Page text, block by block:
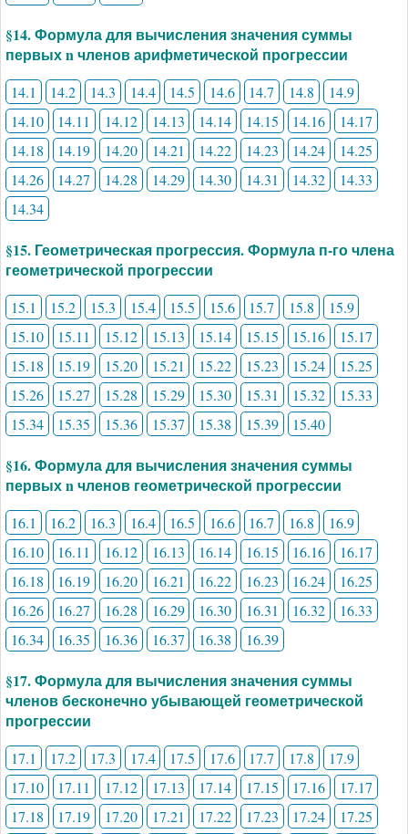
§14. Формула для вычисления значения суммы
первых n членов арифметической прогрессии
14.1 14.2 14.3 14.4 14.5 14.6 14.7 14.8
14.9
14.10
14.11 14.12 14.13 14.14 14.15 14.16
14.17
14.18
14.19 14.20 14.21 14.22 14.23 14.24
14.25
14.26
14.27 14.28 14.29 14.30 14.31 14.32
14.33
14.34
§15. Геометрическая прогрессия. Формула п-го члена
геометрической прогрессии
15.1 15.2 15.3 15.4 15.5 15.6 15.7 15.8
15.9
15.10
15.11 15.12 15.13 15.14 15.15 15.16
15.17
15.18
15.19 15.20 15.21 15.22 15.23 15.24
15.25
15.26
15.27 15.28 15.29 15.30 15.31 15.32
15.33
15.34
15.35 15.36 15.37 15.38 15.39 15.40
§16. Формула для вычисления значения суммы
первых n членов геометрической прогрессии
16.1 16.2 16.3 16.4 16.5 16.6 16.7 16.8
16.9
16.10
16.11 16.12 16.13 16.14 16.15 16.16
16.17
16.18
16.19 16.20 16.21 16.22 16.23 16.24
16.25
16.26
16.27 16.28 16.29 16.30 16.31 16.32
16.33
16.34
16.35 16.36 16.37 16.38 16.39
§17. Формула для вычисления значения суммы
членов бесконечно убывающей геометрической
прогрессии
17.1 17.2 17.3 17.4 17.5 17.6 17.7 17.8
17.9
17.10
17.11 17.12 17.13 17.14 17.15 17.16
17.17
17.18
17.19 17.20 17.21 17.22 17.23 17.24
17.25